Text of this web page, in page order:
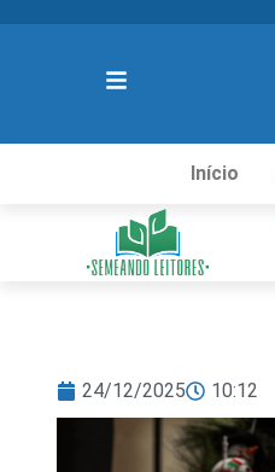
Início
24/12/2025 10:12